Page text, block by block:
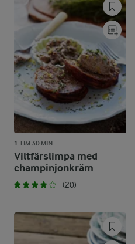
1 TIM 30 MIN
Viltfärslimpa med
champinjonkräm
(20)